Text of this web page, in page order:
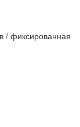
/ фиксированная